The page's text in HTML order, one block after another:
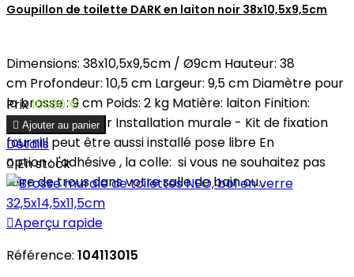
Goupillon de toilette DARK en laiton noir 38x10,5x9,5cm
Dimensions: 38x10,5x9,5cm / Ø9cm Hauteur: 38
cm Profondeur: 10,5 cm Largeur: 9,5 cm Diamètre pour
la brosse : 9 cm Poids: 2 kg Matière: laiton Finition:
chromé mat noir Installation murale - Kit de fixation
fourniIl peut être aussi installé pose libre En
option : l'adhésive , la colle: si vous ne souhaitez pas
faire de trous dans votre salle de bain ou...
Prix101,00 €
 Ajouter au panier
Détails
En stock
Aperçu rapide
Référence: 104113015